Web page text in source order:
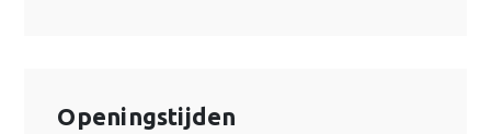
Openingstijden